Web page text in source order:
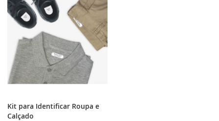
Kit para Identificar Roupa e
Calçado